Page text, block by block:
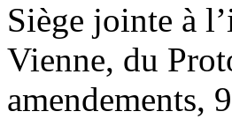
Siège jointe à
Vienne, du
amendements,